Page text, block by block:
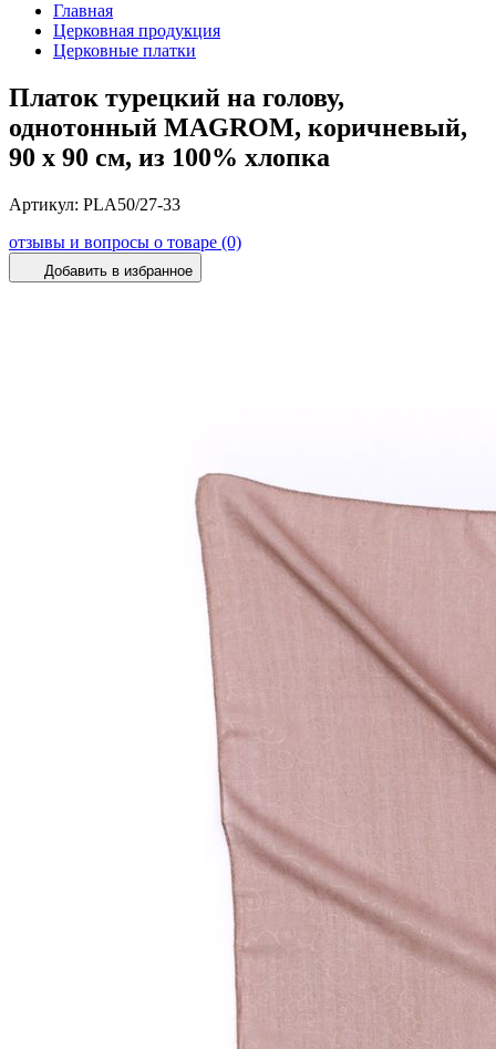
Главная
Церковная продукция
Церковные платки
Платок турецкий на голову,
однотонный MAGROM, коричневый,
90 х 90 см, из 100% хлопка
Артикул: PLA50/27-33
отзывы и вопросы о товаре (0)
Добавить в избранное